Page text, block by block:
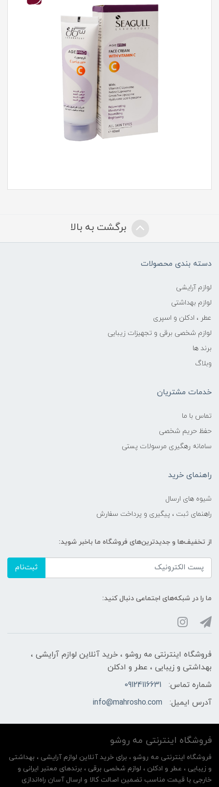
برگشت به بالا
دسته بندی محصولات
لوازم آرایشی
لوازم بهداشتی
عطر ، ادکلن و اسپری
لوازم شخصی برقی و تجهیزات زیبایی
برند ها
وبلاگ
خدمات مشتریان
تماس با ما
حفظ حریم شخصی
سامانه رهگیری مرسولات پستی
راهنمای خرید
شیوه های ارسال
راهنمای ثبت ، پیگیری و پرداخت سفارش
از تخفیف‌ها و جدیدترین‌های فروشگاه ما باخبر شوید:
ثبت‌نام
ما را در شبکه‌های اجتماعی دنبال کنید:
فروشگاه اینترنتی مه‌ رو‌شو ، خرید آنلاین لوازم آرایشی ،
بهداشتی و زیبایی ، عطر و ادکلن
شماره تماس:
09124116631
آدرس ایمیل:
info@mahrosho.com
فروشگاه اینترنتی مه‌ رو‌شو
فروشگاه اینترنتی مه‌ رو‌شو ، برای خرید آنلاین لوازم آرایشی ، بهداشتی
و زیبایی ، عطر و ادکلن ، لوازم شخصی برقی ، برندهای معتبر ایرانی و
خارجی با قیمت مناسب تضمین اصالت کالا و ارسال آسان راه‌اندازی